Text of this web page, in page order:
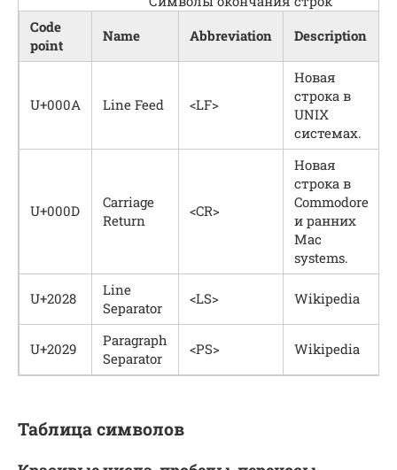
Code
point
Name Abbreviation Description
U+000A Line Feed <LF>
Новая
строка в
UNIX
системах.
U+000D
Carriage
Return
<CR>
Новая
строка в
Commodore
и ранних
Mac
systems.
U+2028
Line
Separator
<LS> Wikipedia
U+2029
Paragraph
Separator
<PS> Wikipedia
Таблица символов